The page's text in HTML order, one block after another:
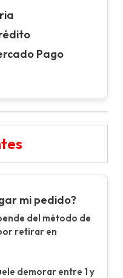
Pago
mi pedido?
del método de
retirar en
demorar entre 1 y